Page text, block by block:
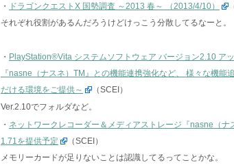
・ ドラゴンクエストX 国勢調査 ～2013 春～ （2013/4/10）
それぞれ役割があるんだろうけどけっこう分散してるなーと。
・ PlayStation®Vita システムソフトウェア バージョン2.10 ア
『nasne（ナスネ）TM』との機能連携強化など、 様々な機
だける環境をご提供～
（SCEI）
Ver.2.10でフォルダなど。
・ ネットワークレコーダー＆メディアストレージ『nasne（
1.71を提供予定
（SCEI）
メモリーカードが足りないことは認識してるってことかな。